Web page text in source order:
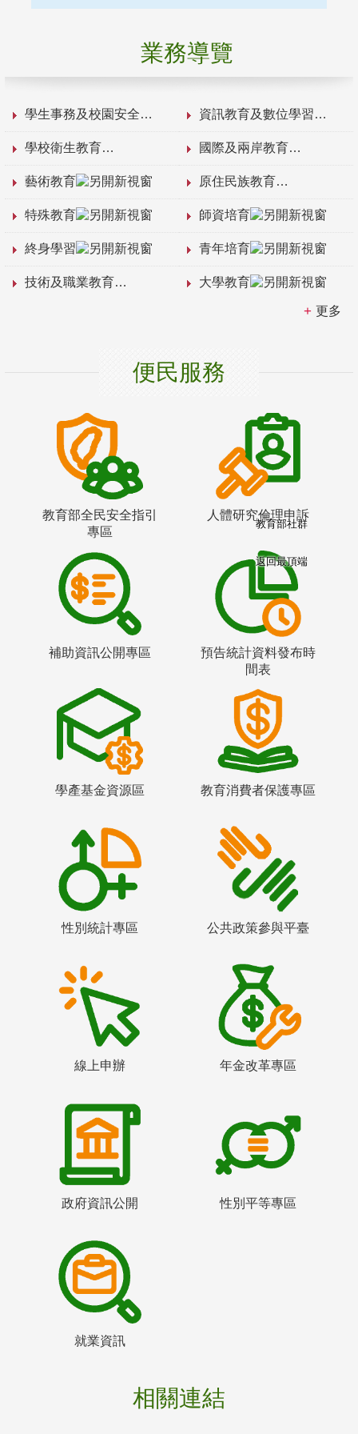
業務導覽
學生事務及校園安全 資訊教育及數位學習
學校衛生教育 國際及兩岸教育
藝術教育 原住民族教育
特殊教育 師資培育
終身學習 青年培育
技術及職業教育 大學教育
更多
便民服務
教育部全民安全指引
專區
人體研究倫理申訴
補助資訊公開專區
預告統計資料發布時
間表
學產基金資源區 教育消費者保護專區
性別統計專區 公共政策參與平臺
線上申辦 年金改革專區
政府資訊公開 性別平等專區
就業資訊
相關連結
教育部社群
返回最頂端